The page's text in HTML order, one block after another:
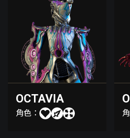
OCTAVIA
角色：